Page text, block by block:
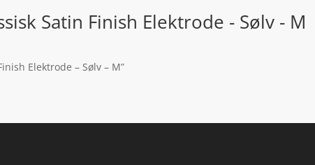
Satin Finish Elektrode - Sølv - M
Elektrode – Sølv – M”